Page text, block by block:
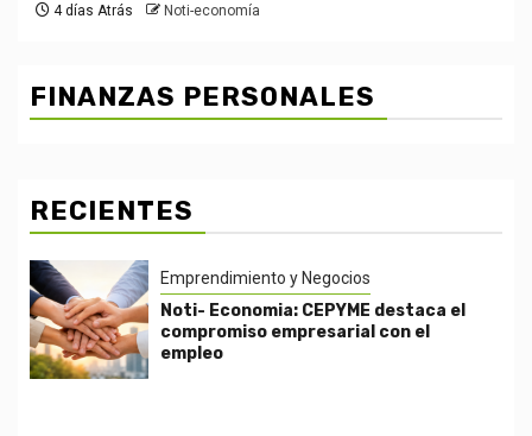
4 días Atrás Noti-economía
FINANZAS PERSONALES
RECIENTES
Emprendimiento y Negocios
Noti- Economia: CEPYME destaca el
compromiso empresarial con el
empleo